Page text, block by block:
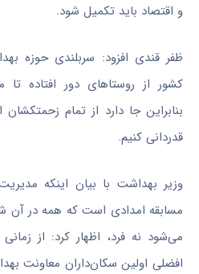
و اقتصاد باید تکمیل شود.
ظفر قندی افزود: سربلندی حوزه
کشور از روستاهای دور افتاده
بنابراین جا دارد از تمام
قدردانی کنیم.
وزیر بهداشت با بیان اینکه
مسابقه امدادی است که همه در آن
می‌شود نه فرد، اظهار کرد: از
افضلی اولین سکان‌داران معاونت